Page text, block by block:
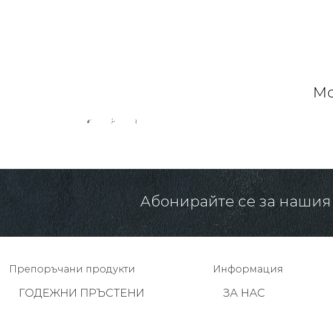
Абонирайте се за
Препоръчани продукти
ГОДЕЖНИ ПРЪСТЕНИ
Информация
ЗА НАС